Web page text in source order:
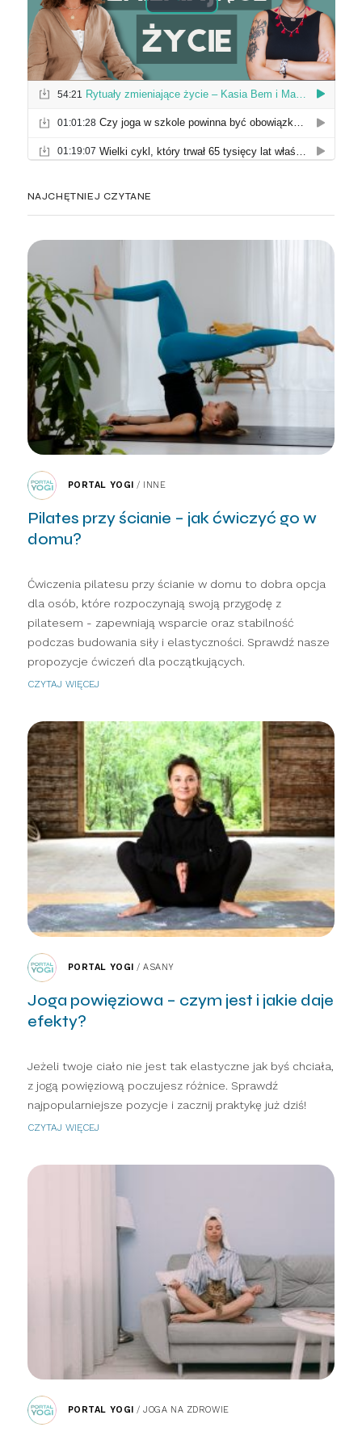
NAJCHĘTNIEJ CZYTANE
PORTAL YOGI / INNE
Pilates przy ścianie – jak ćwiczyć go w
domu?
Ćwiczenia pilatesu przy ścianie w domu to dobra opcja
dla osób, które rozpoczynają swoją przygodę z
pilatesem - zapewniają wsparcie oraz stabilność
podczas budowania siły i elastyczności. Sprawdź nasze
propozycje ćwiczeń dla początkujących.
CZYTAJ WIĘCEJ
PORTAL YOGI /ASANY
Joga powięziowa – czym jest i jakie daje
efekty?
Jeżeli twoje ciało nie jest tak elastyczne jak byś chciała,
z jogą powięziową poczujesz różnice. Sprawdź
najpopularniejsze pozycje i zacznij praktykę już dziś!
CZYTAJ WIĘCEJ
PORTAL YOGI /JOGA NA ZDROWIE